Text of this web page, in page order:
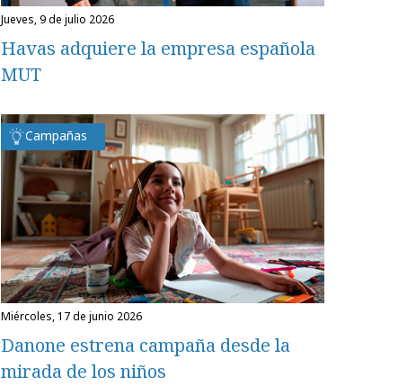
jueves, 9 de julio 2026
Havas adquiere la empresa española
MUT
Campañas
miércoles, 17 de junio 2026
Danone estrena campaña desde la
mirada de los niños